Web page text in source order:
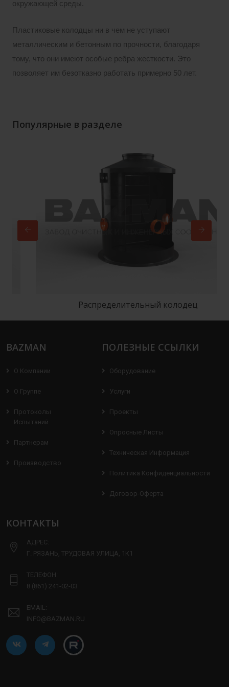
окружающей среды.
Пластиковые колодцы ни в чем не уступают
металлическим и бетонным по прочности, благодаря
тому, что они имеют особые ребра жесткости. Это
позволяет им безотказно работать примерно 50 лет.
Популярные в разделе
Распределительный колодец
BAZMAN
О Компании
О Группе
Протоколы
Испытаний
Партнерам
Производство
ПОЛЕЗНЫЕ ССЫЛКИ
Оборудование
Услуги
Проекты
Опросные Листы
Техническая Информация
Политика Конфиденциальности
Договор-Оферта
КОНТАКТЫ
АДРЕС:
Г. РЯЗАНЬ, ТРУДОВАЯ УЛИЦА, 1К1
ТЕЛЕФОН:
8 (861) 241-02-03
EMAIL:
INFO@BAZMAN.RU